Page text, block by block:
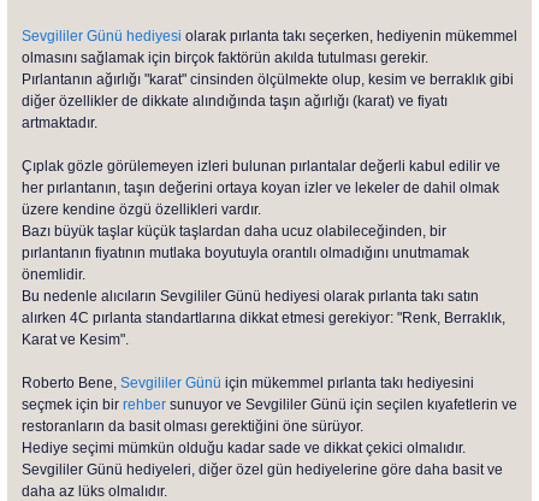
Sevgililer Günü hediyesi olarak pırlanta takı seçerken, hediyenin mükemmel
olmasını sağlamak için birçok faktörün akılda tutulması gerekir.
Pırlantanın ağırlığı "karat" cinsinden ölçülmekte olup, kesim ve berraklık gibi
diğer özellikler de dikkate alındığında taşın ağırlığı (karat) ve fiyatı
artmaktadır.
Çıplak gözle görülemeyen izleri bulunan pırlantalar değerli kabul edilir ve
her pırlantanın, taşın değerini ortaya koyan izler ve lekeler de dahil olmak
üzere kendine özgü özellikleri vardır.
Bazı büyük taşlar küçük taşlardan daha ucuz olabileceğinden, bir
pırlantanın fiyatının mutlaka boyutuyla orantılı olmadığını unutmamak
önemlidir.
Bu nedenle alıcıların Sevgililer Günü hediyesi olarak pırlanta takı satın
alırken 4C pırlanta standartlarına dikkat etmesi gerekiyor: "Renk, Berraklık,
Karat ve Kesim".
Roberto Bene, Sevgililer Günü için mükemmel pırlanta takı hediyesini
seçmek için bir rehber sunuyor ve Sevgililer Günü için seçilen kıyafetlerin ve
restoranların da basit olması gerektiğini öne sürüyor.
Hediye seçimi mümkün olduğu kadar sade ve dikkat çekici olmalıdır.
Sevgililer Günü hediyeleri, diğer özel gün hediyelerine göre daha basit ve
daha az lüks olmalıdır.